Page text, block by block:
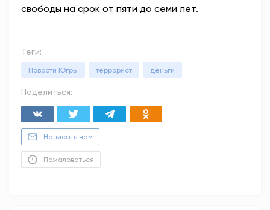
свободы на срок от пяти до семи лет.
Теги:
Новости Югры террорист деньги
Поделиться:
Написать нам
Пожаловаться